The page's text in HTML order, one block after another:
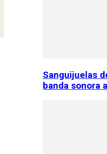
Sanguijuelas
banda sonora